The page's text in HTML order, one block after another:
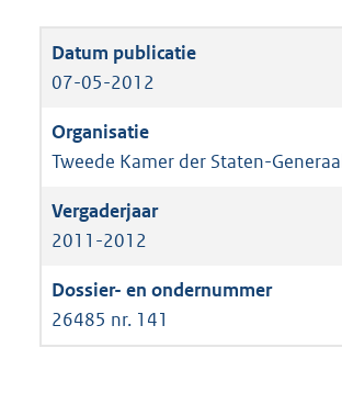
07-05-2012
Tweede Kamer der Staten-
2011-2012
26485 nr. 141